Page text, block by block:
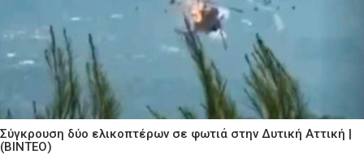
Σύγκρουση δύο ελικοπτέρων σε φωτιά στην Δυτική Αττική |
(ΒΙΝΤΕΟ)